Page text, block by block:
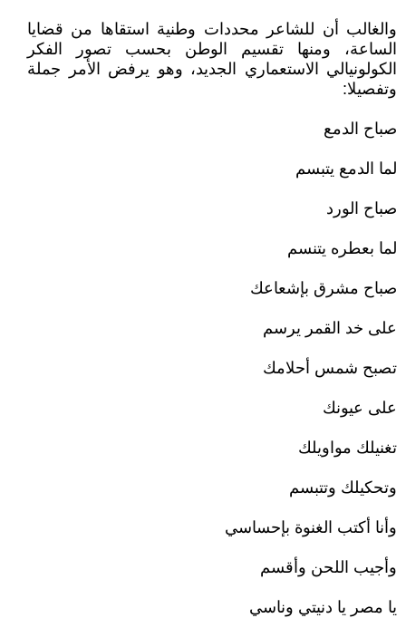
والغالب أن للشاعر محددات وطنية استقاها من قضايا
الساعة، ومنها تقسيم الوطن بحسب تصور الفكر
الكولونيالي الاستعماري الجديد، وهو يرفض الأمر جملة
وتفصيلا:
صباح الدمع
لما الدمع يتبسم
صباح الورد
لما بعطره يتنسم
صباح مشرق بإشعاعك
على خد القمر يرسم
تصبح شمس أحلامك
على عيونك
تغنيلك مواويلك
وتحكيلك وتتبسم
وأنا أكتب الغنوة بإحساسي
وأجيب اللحن وأقسم
يا مصر يا دنيتي وناسي